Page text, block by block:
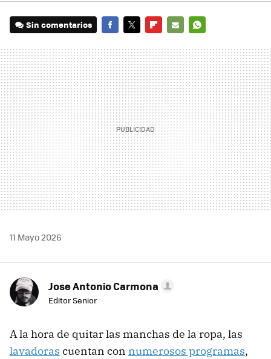
Sin comentarios
MAIL
11 Mayo 2026
Jose Antonio Carmona
Editor Senior
A la hora de quitar las manchas de la ropa, las
lavadoras cuentan con numerosos programas,